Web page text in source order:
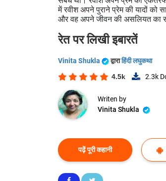
में रवीश अपने पुराने प्रेम की यादों को
और वह अपने जीवन की असलियत का
रेत पर लिखी इबारतें
Vinita Shukla द्वाराहिंदी लघुकथा
4.5k 2.3k
Writen by
Vinita Shukla
पढ़ें पूरी कहानी